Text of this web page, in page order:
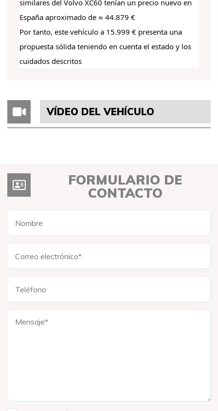
similares del Volvo XC60 tenían un precio nuevo en
España aproximado de ≈ 44.879 €
Por tanto, este vehículo a 15.999 € presenta una
propuesta sólida teniendo en cuenta el estado y los
cuidados descritos
VÍDEO DEL VEHÍCULO
FORMULARIO DE
CONTACTO